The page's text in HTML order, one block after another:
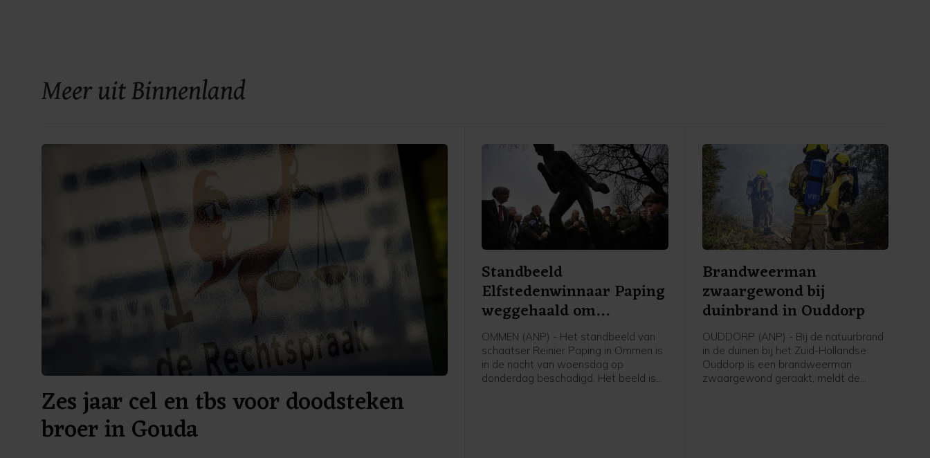
Meer uit Binnenland
Zes jaar cel en tbs voor doodsteken
broer in Gouda
Standbeeld
Elfstedenwinnaar Paping
weggehaald om
beschadigingen
OMMEN (ANP) - Het standbeeld van
schaatser Reinier Paping in Ommen is
in de nacht van woensdag op
donderdag beschadigd. Het beeld is
Brandweerman
zwaargewond bij
duinbrand in Ouddorp
OUDDORP (ANP) - Bij de natuurbrand
in de duinen bij het Zuid-Hollandse
Ouddorp is een brandweerman
zwaargewond geraakt, meldt de